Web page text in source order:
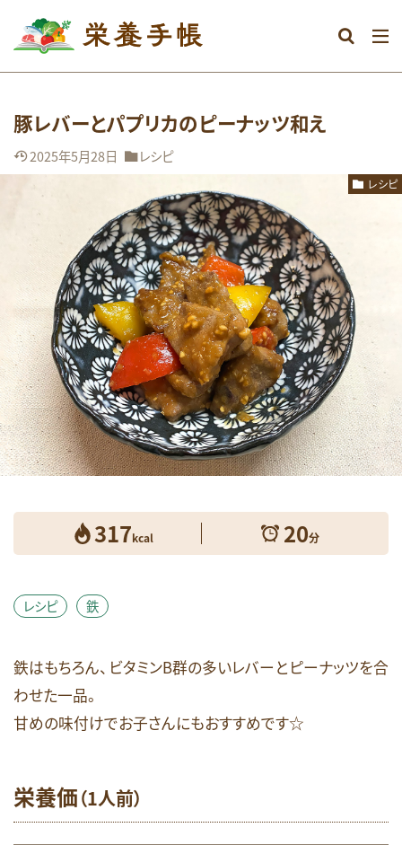
豚レバーとパプリカのピーナッツ和え
2025年5月28日 レシピ
レシピ
317kcal 20分
レシピ 鉄
鉄はもちろん、ビタミンB群の多いレバーとピーナッツを合
わせた一品。
甘めの味付けでお子さんにもおすすめです☆
栄養価（1人前）
カテゴリー
タグ
DHA おなか
アミノ酸
アレルギー
エネルギー
オメガ3系脂肪酸
グルテンフリー
ストレス
タンパク質
ダイエット
ビタミン
ビタミンA
ビタミンB群
ビタミンC
ビタミンD
ビタミンE
マグネシウム
ミネラル
メンタル
レシピ 亜鉛
体調不良
健康維持
免疫 女性のお悩み
妊娠期
必須脂肪酸
成長期 抗酸化
朝食
栄養素コラム
消化しやすい
生活習慣病
糖質オフ
美容 肥満・メタボ
脳
足のつり
検索